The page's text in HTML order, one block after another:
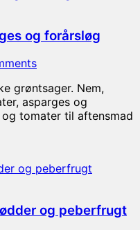
og forårsløg
grøntsager. Nem,
asparges og
tomater til aftensmad
og peberfrugt